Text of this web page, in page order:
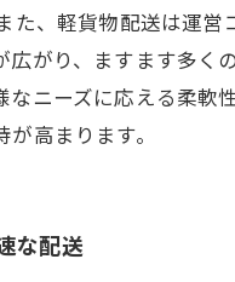
た、軽貨物配送は運
がり、ますます多
ニーズに応える柔
高まります。
な配送